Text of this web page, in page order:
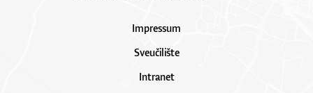
Impressum
Sveučilište
Intranet